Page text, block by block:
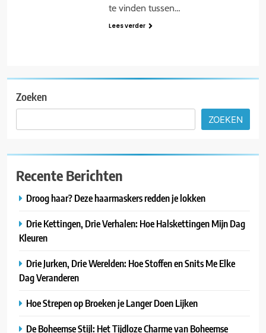
te vinden tussen…
Lees verder
Zoeken
ZOEKEN
Recente Berichten
Droog haar? Deze haarmaskers redden je lokken
Drie Kettingen, Drie Verhalen: Hoe Halskettingen Mijn Dag
Kleuren
Drie Jurken, Drie Werelden: Hoe Stoffen en Snits Me Elke
Dag Veranderen
Hoe Strepen op Broeken je Langer Doen Lijken
De Boheemse Stijl: Het Tijdloze Charme van Boheemse